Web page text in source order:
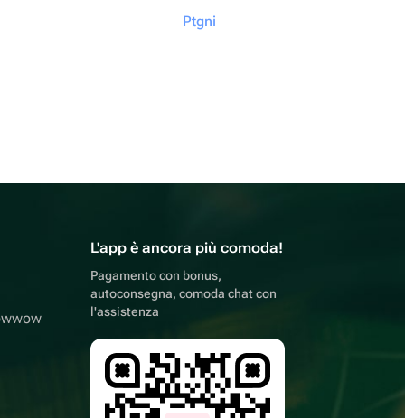
Ptgni
L'app è ancora più comoda!
Pagamento con bonus,
autoconsegna, comoda chat con
l'assistenza